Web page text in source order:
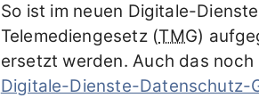
So ist im neuen Digitale-
Telemediengesetz (TMG)
ersetzt werden. Auch das noch
Digitale-Dienste-Datenschutz-